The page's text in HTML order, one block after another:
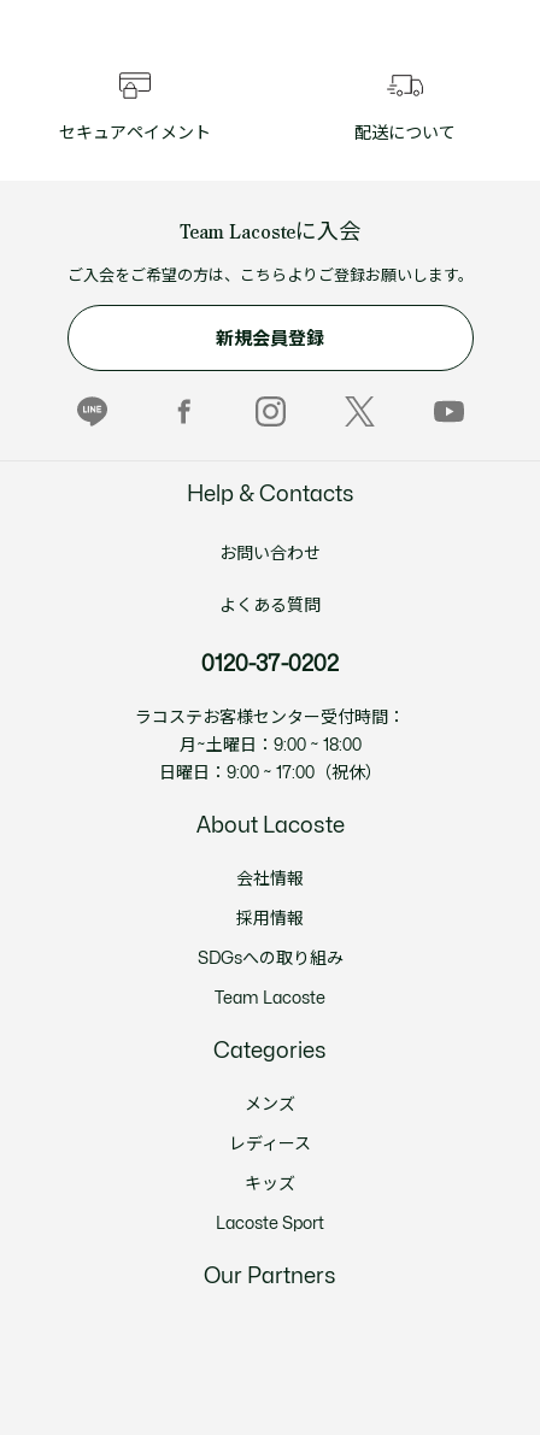
セキュアペイメント 配送について
Team Lacosteに入会
ご入会をご希望の方は、こちらよりご登録お願いします。
新規会員登録
Help & Contacts
お問い合わせ
よくある質問
0120-37-0202
ラコステお客様センター受付時間：
月~土曜日：9:00 ~ 18:00
日曜日：9:00 ~ 17:00（祝休）
About Lacoste
会社情報
採用情報
SDGsへの取り組み
Team Lacoste
Categories
メンズ
レディース
キッズ
Lacoste Sport
Our Partners